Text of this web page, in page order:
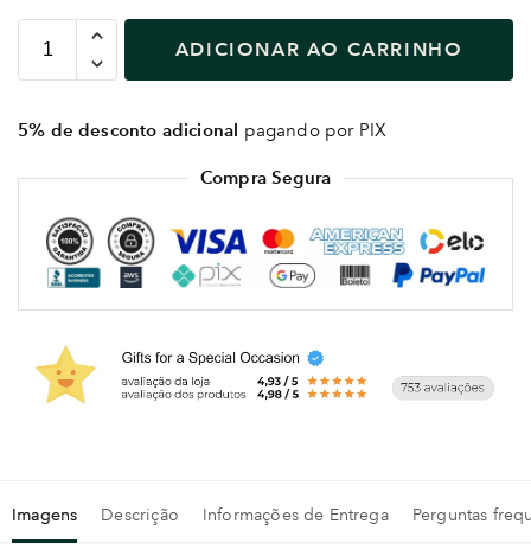
ADICIONAR AO CARRINHO
5% de desconto adicional pagando por PIX
Compra Segura
Imagens Descrição Informações de Entrega Perguntas